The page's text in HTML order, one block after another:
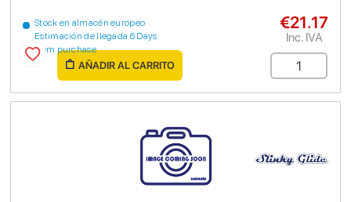
Stock en almacén europeo
Estimación de llegada 6 Days
from purchase
€21.17
Inc. IVA
AÑADIR AL CARRITO